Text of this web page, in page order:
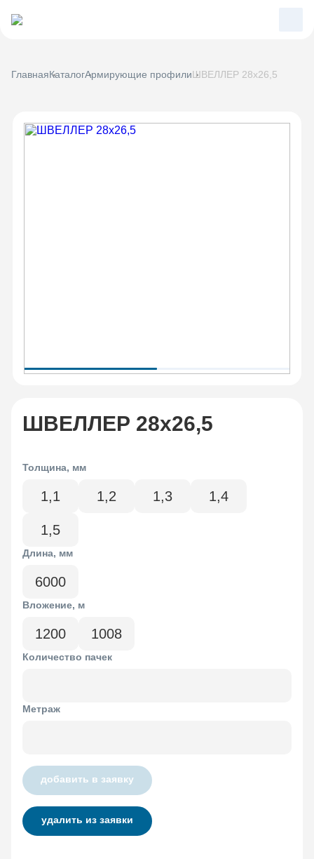
ГлавнаяКаталогАрмирующие профилиШВЕЛЛЕР 28x26,5
ШВЕЛЛЕР 28x26,5
Толщина, мм
1,1 1,2 1,3 1,4
1,5
Длина, мм
6000
Вложение, м
1200 1008
Количество пачек
Метраж
добавить в заявку
удалить из заявки